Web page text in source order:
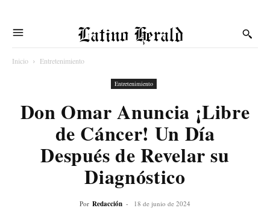
Latino Herald
Inicio Entretenimiento
Entretenimiento
Don Omar Anuncia ¡Libre
de Cáncer! Un Día
Después de Revelar su
Diagnóstico
Por Redacción - 18 de junio de 2024